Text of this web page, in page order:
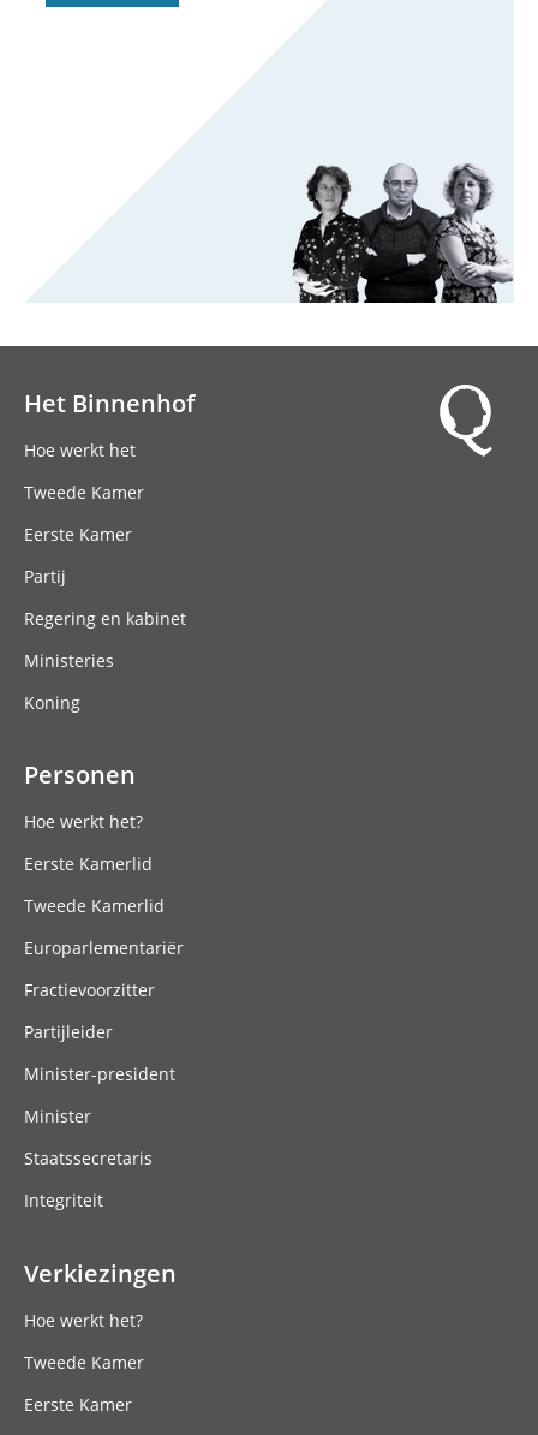
Het Binnenhof
Hoe werkt het
Tweede Kamer
Eerste Kamer
Partij
Regering en kabinet
Ministeries
Koning
Personen
Hoe werkt het?
Eerste Kamerlid
Tweede Kamerlid
Europarlementariër
Fractievoorzitter
Partijleider
Minister-president
Minister
Staatssecretaris
Integriteit
Verkiezingen
Hoe werkt het?
Tweede Kamer
Eerste Kamer